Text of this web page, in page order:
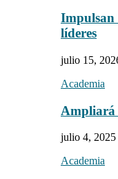
Impulsan
líderes
julio 15,
Academia
Ampliará
julio 4, 2025
Academia